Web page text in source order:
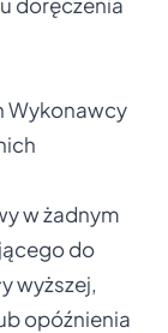
Wykonawcy
w żadnym
do
wyższej,
opóźnienia